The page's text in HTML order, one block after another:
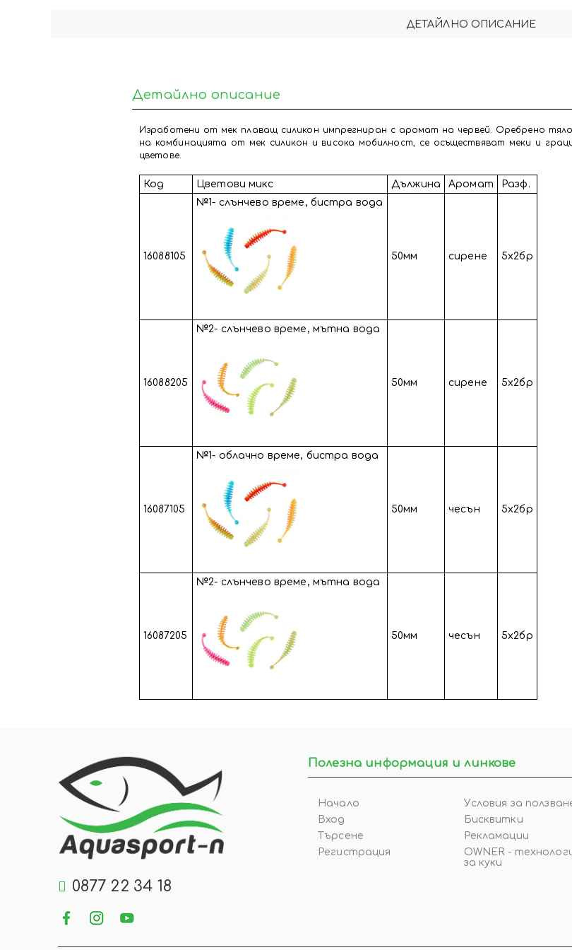
ДЕТАЙЛНО ОПИСАНИЕ
Детайлно описание
Изработени от мек плаващ силикон импрегниран с аромат на червей. Оребрено
на комбинацията от мек силикон и висока мобилност, се осъществяват меки и
цветове.
Код Цветови микс Дължина Аромат Разф.
16088105
№1- слънчево време, бистра вода
50мм сирене 5х2бр
16088205
№2- слънчево време, мътна вода
50мм сирене 5х2бр
16087105
№1- облачно време, бистра вода
50мм чесън 5х2бр
16087205
№2- слънчево време, мътна вода
50мм чесън 5х2бр
0877 22 34 18
Полезна информация и линкове
Начало
Вход
Търсене
Регистрация
Условия за
Бисквитки
Рекламации
OWNER -
за куки